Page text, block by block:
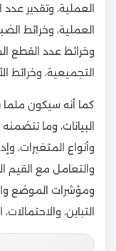
العملية، وتقدير
العملية، وخرائط
وخرائط عدد القطع
التجميعية، وخرائط
كما أنه سيكون
البيانات، وما
وأنواع المتغيرات،
والتعامل مع القيم
ومؤشرات الموضع
التباين،